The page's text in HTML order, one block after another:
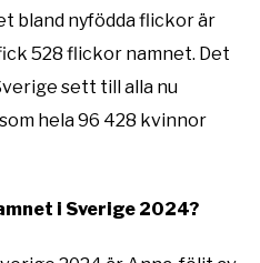
bland nyfödda flickor är
528 flickor namnet. Det
sett till alla nu
hela 96 428 kvinnor
i Sverige 2024?